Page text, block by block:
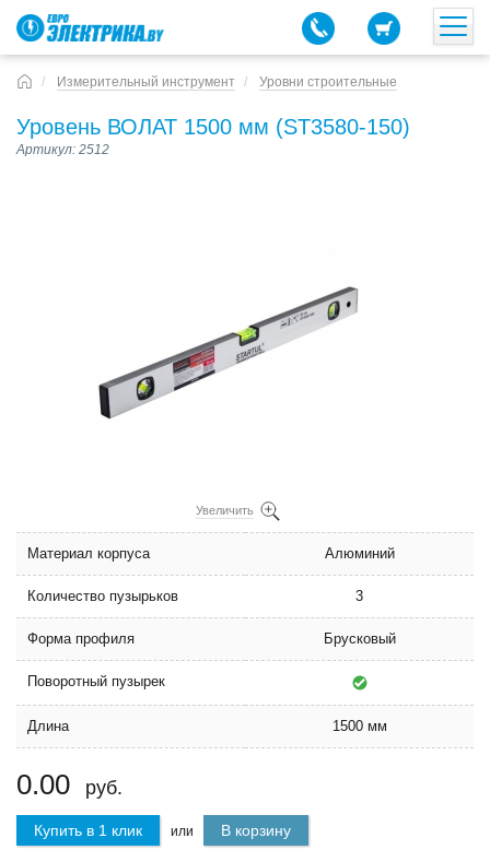
Измерительный инструмент Уровни строительные
Уровень ВОЛАТ 1500 мм (ST3580-150)
Артикул: 2512
Увеличить
Материал корпуса Алюминий
Количество пузырьков 3
Форма профиля Брусковый
Поворотный пузырек
Длина 1500 мм
0.00 руб.
Купить в 1 клик или В корзину